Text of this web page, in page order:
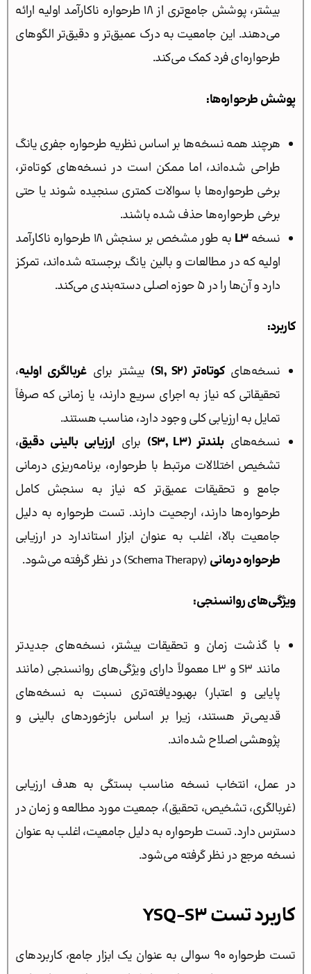
بیشتر، پوشش جامع‌تری از ۱۸ طرحواره ناکارآمد اولیه ارائه
می‌دهند. این جامعیت به درک عمیق‌تر و دقیق‌تر الگوهای
طرحواره‌ای فرد کمک می‌کند.
پوشش طرحواره‌ها:
هرچند همه نسخه‌ها بر اساس نظریه طرحواره جفری یانگ
طراحی شده‌اند، اما ممکن است در نسخه‌های کوتاه‌تر،
برخی طرحواره‌ها با سوالات کمتری سنجیده شوند یا حتی
برخی طرحواره‌ها حذف شده باشند.
نسخهL3
به طور مشخص بر سنجش ۱۸ طرحواره ناکارآمد
اولیه که در مطالعات و بالین یانگ برجسته شده‌اند، تمرکز
دارد و آن‌ها را در ۵ حوزه اصلی دسته‌بندی می‌کند.
کاربرد:
نسخه‌هایکوتاه‌تر (S1, S2) بیشتر برای غربالگری اولیه،
تحقیقاتی که نیاز به اجرای سریع دارند، یا زمانی که صرفاً
تمایل به ارزیابی کلی وجود دارد، مناسب هستند.
نسخه‌هایبلندتر (S3, L3) برای ارزیابی بالینی دقیق،
تشخیص اختلالات مرتبط با طرحواره، برنامه‌ریزی درمانی
جامع و تحقیقات عمیق‌تر که نیاز به سنجش کامل
طرحواره‌ها دارند، ارجحیت دارند. تست طرحواره به دلیل
جامعیت بالا، اغلب به عنوان ابزار استاندارد در ارزیابی
طرحواره درمانی (Schema Therapy) در نظر گرفته می‌شود.
ویژگی‌های روانسنجی:
با گذشت زمان و تحقیقات بیشتر، نسخه‌های جدیدتر
مانند S3 و L3 معمولاً دارای ویژگی‌های روانسنجی (مانند
پایایی و اعتبار) بهبودیافته‌تری نسبت به نسخه‌های
قدیمی‌تر هستند، زیرا بر اساس بازخوردهای بالینی و
پژوهشی اصلاح شده‌اند.
در عمل، انتخاب نسخه مناسب بستگی به هدف ارزیابی
(غربالگری، تشخیص، تحقیق)، جمعیت مورد مطالعه و زمان در
دسترس دارد. تست طرحواره به دلیل جامعیت، اغلب به عنوان
نسخه مرجع در نظر گرفته می‌شود.
کاربرد تست YSQ‑S3
تست طرحواره 90 سوالی به عنوان یک ابزار جامع، کاربردهای